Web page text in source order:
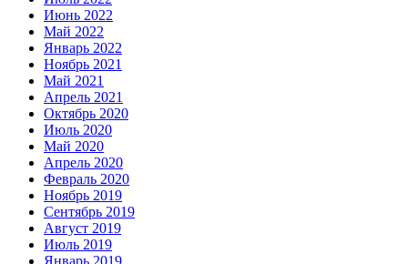
Июнь 2022
Май 2022
Январь 2022
Ноябрь 2021
Май 2021
Апрель 2021
Октябрь 2020
Июль 2020
Май 2020
Апрель 2020
Февраль 2020
Ноябрь 2019
Сентябрь 2019
Август 2019
Июль 2019
Январь 2019